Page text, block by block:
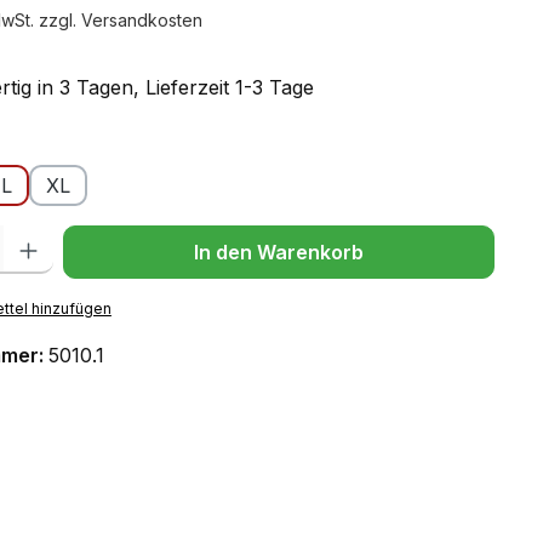
zzgl. Versandkosten
in 3 Tagen, Lieferzeit 1-3 Tage
L XL
Gib den gewünschten Wert ein oder benutze die Schaltflächen
In den Warenkorb
hinzufügen
5010.1